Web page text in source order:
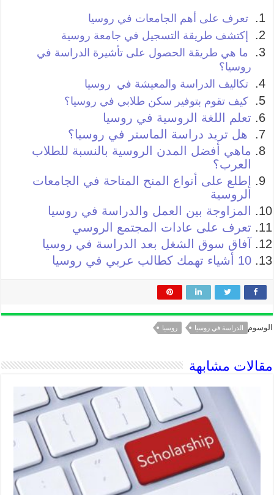
تعرف على أهم الجامعات في روسيا
إكتشف طريقة التسجيل في جامعة روسية
ما هي طريقة الحصول على تأشيرة الدراسة في
روسيا؟
تكاليف الدراسة والمعيشة في روسيا
كيف تقوم بتوفير سكن طلابي في روسيا؟
تعلم اللغة الروسية في روسيا
هل تريد دراسة الماستر في روسيا؟
ماهي أفضل المدن الروسية بالنسبة للطلاب
العرب؟
إطلع على أنواع المنح المتاحة في الجامعات
الروسية
المزاوجة بين العمل والدراسة في روسيا
تعرف على عادات المجتمع الروسي
آفاق سوق الشغل بعد الدراسة في روسيا
10 أشياء تهمك كطالب عربي في روسيا
الوسوم الدراسة في روسيا روسيا
مقالات مشابهة